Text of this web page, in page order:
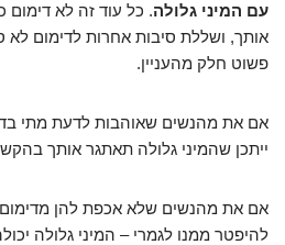
עם המיני גלולה. כל עוד זה לא
אותך, ושללת סיבות אחרות לדימום
פשוט חלק מהעניין.
אם את מהנשים שאוהבות לדעת מתי
ייתכן שהמיני גלולה תאתגר אותך
אם את מהנשים שלא אכפת להן מדימום
להיפטר ממנו לגמרי – המיני גלולה